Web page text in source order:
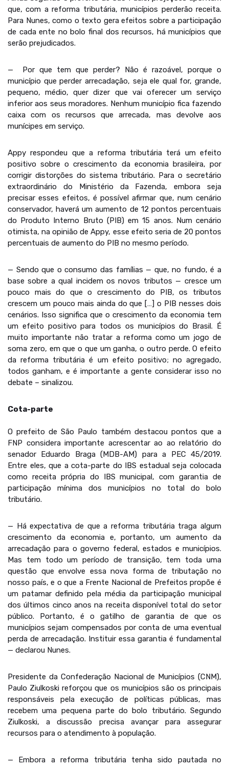
que, com a reforma tributária, municípios perderão receita.
Para Nunes, como o texto gera efeitos sobre a participação
de cada ente no bolo final dos recursos, há municípios que
serão prejudicados.
— Por que tem que perder? Não é razoável, porque o
município que perder arrecadação, seja ele qual for, grande,
pequeno, médio, quer dizer que vai oferecer um serviço
inferior aos seus moradores. Nenhum município fica fazendo
caixa com os recursos que arrecada, mas devolve aos
munícipes em serviço.
Appy respondeu que a reforma tributária terá um efeito
positivo sobre o crescimento da economia brasileira, por
corrigir distorções do sistema tributário. Para o secretário
extraordinário do Ministério da Fazenda, embora seja
precisar esses efeitos, é possível afirmar que, num cenário
conservador, haverá um aumento de 12 pontos percentuais
do Produto Interno Bruto (PIB) em 15 anos. Num cenário
otimista, na opinião de Appy, esse efeito seria de 20 pontos
percentuais de aumento do PIB no mesmo período.
— Sendo que o consumo das famílias — que, no fundo, é a
base sobre a qual incidem os novos tributos — cresce um
pouco mais do que o crescimento do PIB, os tributos
crescem um pouco mais ainda do que […] o PIB nesses dois
cenários. Isso significa que o crescimento da economia tem
um efeito positivo para todos os municípios do Brasil. É
muito importante não tratar a reforma como um jogo de
soma zero, em que o que um ganha, o outro perde. O efeito
da reforma tributária é um efeito positivo; no agregado,
todos ganham, e é importante a gente considerar isso no
debate – sinalizou.
Cota-parte
O prefeito de São Paulo também destacou pontos que a
FNP considera importante acrescentar ao ao relatório do
senador Eduardo Braga (MDB-AM) para a PEC 45/2019.
Entre eles, que a cota-parte do IBS estadual seja colocada
como receita própria do IBS municipal, com garantia de
participação mínima dos municípios no total do bolo
tributário.
— Há expectativa de que a reforma tributária traga algum
crescimento da economia e, portanto, um aumento da
arrecadação para o governo federal, estados e municípios.
Mas tem todo um período de transição, tem toda uma
questão que envolve essa nova forma de tributação no
nosso país, e o que a Frente Nacional de Prefeitos propõe é
um patamar definido pela média da participação municipal
dos últimos cinco anos na receita disponível total do setor
público. Portanto, é o gatilho de garantia de que os
municípios sejam compensados por conta de uma eventual
perda de arrecadação. Instituir essa garantia é fundamental
— declarou Nunes.
Presidente da Confederação Nacional de Municípios (CNM),
Paulo Ziulkoski reforçou que os municípios são os principais
responsáveis pela execução de políticas públicas, mas
recebem uma pequena parte do bolo tributário. Segundo
Ziulkoski, a discussão precisa avançar para assegurar
recursos para o atendimento à população.
— Embora a reforma tributária tenha sido pautada no